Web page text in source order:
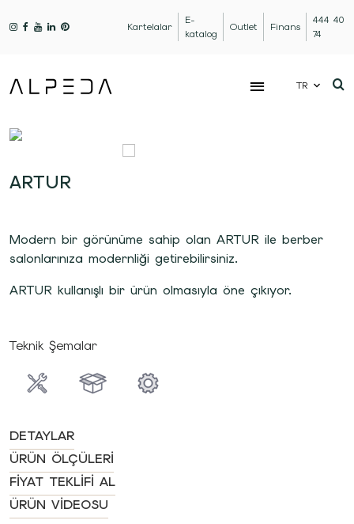
Kartelalar
E-
katalog
Outlet Finans
444 40
74
TR
ARTUR
Modern bir görünüme sahip olan ARTUR ile berber
salonlarınıza modernliği getirebilirsiniz.
ARTUR kullanışlı bir ürün olmasıyla öne çıkıyor.
Teknik Şemalar
DETAYLAR
ÜRÜN ÖLÇÜLERI
FIYAT TEKLIFI AL
ÜRÜN VIDEOSU